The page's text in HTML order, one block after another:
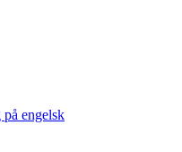
engelsk